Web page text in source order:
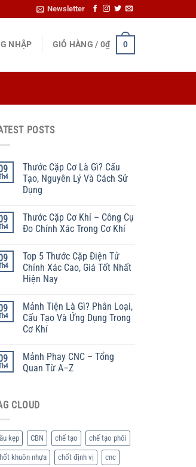
Newsletter
NHẬP GIỎ HÀNG / 0₫ 0
POSTS
Thước Cặp Cơ Là Gì? Cấu
Tạo, Nguyên Lý Và Cách Sử
Dụng
Thước Cặp Cơ Khí – Công Cụ
Đo Chính Xác Trong Cơ Khí
Top 5 Thước Cặp Điện Tử
Chính Xác Cao, Giá Tốt Nhất
Hiện Nay
Mảnh Tiện Là Gì? Phân Loại,
Cấu Tạo Và Ứng Dụng Trong
Cơ Khí
Mảnh Phay CNC – Tổng
Quan Từ A–Z
CLOUD
kẹp CBN chế tạo chế tạo phôi
khuôn nhựa chốt định vị cnc